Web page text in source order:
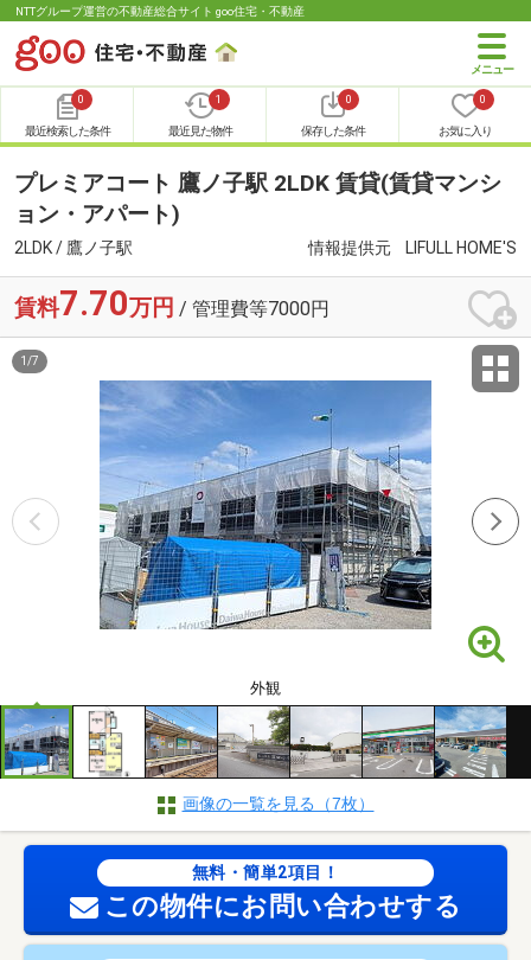
NTTグループ運営の不動産総合サイト goo住宅・不動産
0
最近検索した条件
1
最近見た物件
0
保存した条件
0
お気に入り
プレミアコート 鷹ノ子駅 2LDK 賃貸(賃貸マンシ
ョン・アパート)
2LDK / 鷹ノ子駅 情報提供元 LIFULL HOME'S
賃料7.70万円 / 管理費等7000円
外観
1 /7
画像の一覧を見る（7枚）
無料・簡単2項目！
この物件にお問い合わせする